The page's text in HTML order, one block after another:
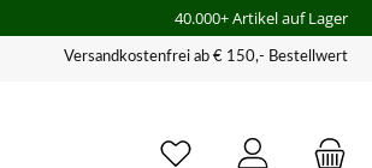
40.000+ Artikel auf Lager
Versandkostenfrei ab € 150,- Bestellwert